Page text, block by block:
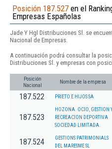
Posición 187.527 en el
Empresas Españolas
Jade Y Hgl Distribuciones Sl. se
Nacional de Empresas.
A continuación podrá consultar la
Distribuciones Sl. y empresas con
Posición
Nacional
Nombre de la empresa
187.522 PRIETO E HIJOS SA
187.523
HOZONA. OCIO, GESTION
RECREACION DEPORTIVA
SOCIEDAD LIMITADA.
187.524
GESTIONS PATRIMONIALS
DEL MARESME SL